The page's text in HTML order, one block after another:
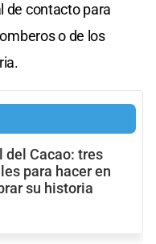
de contacto para
o de los
del Cacao: tres
para hacer en
su historia